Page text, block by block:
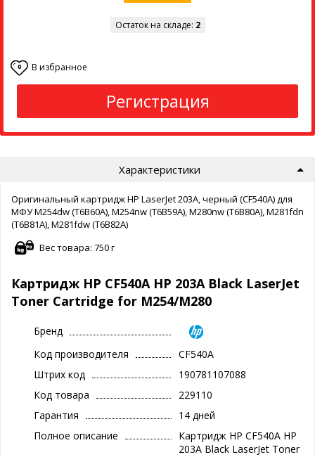
Остаток на складе: 2
0 В избранное
Регистрация
Характеристики
Оригинальный картридж HP LaserJet 203A, черный (CF540A) для
МФУ M254dw (T6B60A), M254nw (T6B59A), M280nw (T6B80A), M281fdn
(T6B81A), M281fdw (T6B82A)
Вес товара: 750 г
Картридж HP CF540A HP 203A Black LaserJet
Toner Cartridge for M254/M280
Бренд
Код производителя
CF540A
Штрих код
190781107088
Код товара
229110
Гарантия
14 дней
Полное описание
Картридж HP CF540A HP
203A Black LaserJet Toner